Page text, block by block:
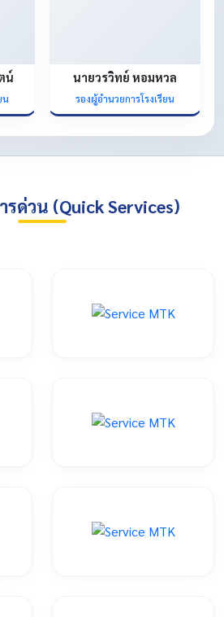
น์
น
นายวรวิทย์ หอมหวล
รองผู้อำนวยการโรงเรียน
ด่วน (Quick Services)